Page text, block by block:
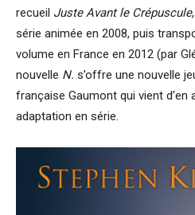
recueil Juste Avant le Crépuscule
série animée en 2008, puis
volume en France en 2012 (par
nouvelle N. s’offre une nouvelle
française Gaumont qui vient
adaptation en série.